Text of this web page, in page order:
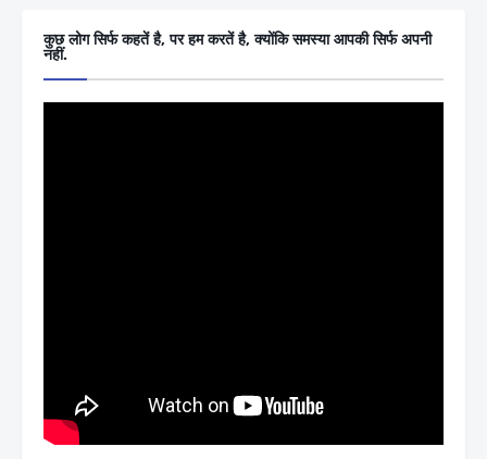
कुछ लोग सिर्फ कहतें है, पर हम करतें है, क्योंकि समस्या आपकी सिर्फ अपनी
नहीं.